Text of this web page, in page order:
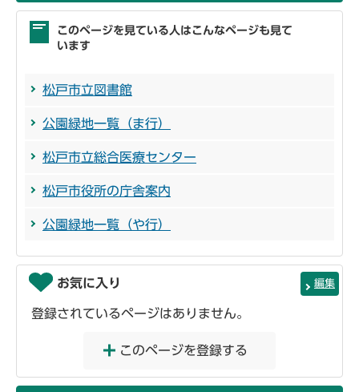
このページを見ている人はこんなページも見て
います
松戸市立図書館
公園緑地一覧（ま行）
松戸市立総合医療センター
松戸市役所の庁舎案内
公園緑地一覧（や行）
お気に入り 編集
登録されているページはありません。
このページを登録する